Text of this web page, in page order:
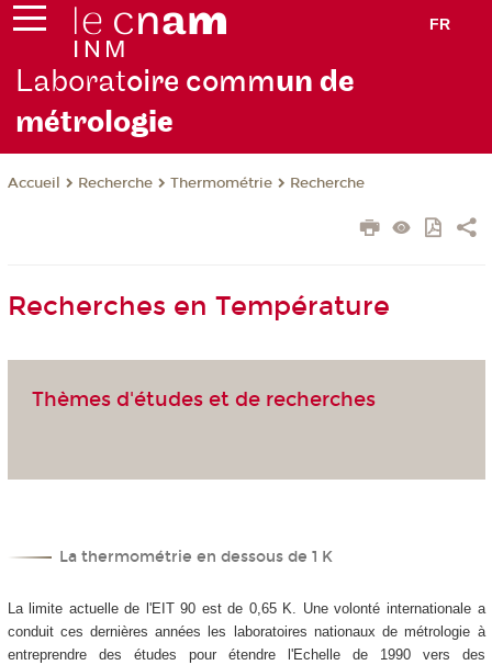
FR
Laboratoire commun de
métrologie
Accueil Recherche Thermométrie Recherche
Recherches en Température
Thèmes d'études et de recherches
La thermométrie en dessous de 1 K
La limite actuelle de l'EIT 90 est de 0,65 K. Une volonté internationale a
conduit ces dernières années les laboratoires nationaux de métrologie à
entreprendre des études pour étendre l'Echelle de 1990 vers des